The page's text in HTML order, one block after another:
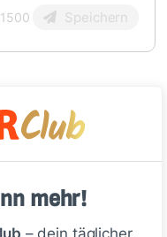
mehr!
– dein täglicher
1500 Speichern